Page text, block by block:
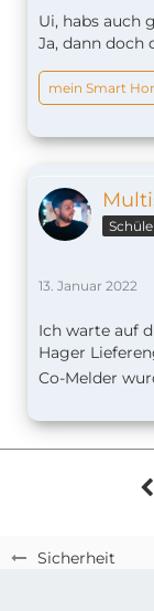
Sicherheit
Ui, habs auch
Ja, dann doch
mein Smart
13. Januar 2022
Ich warte auf
Hager
Co-Melder